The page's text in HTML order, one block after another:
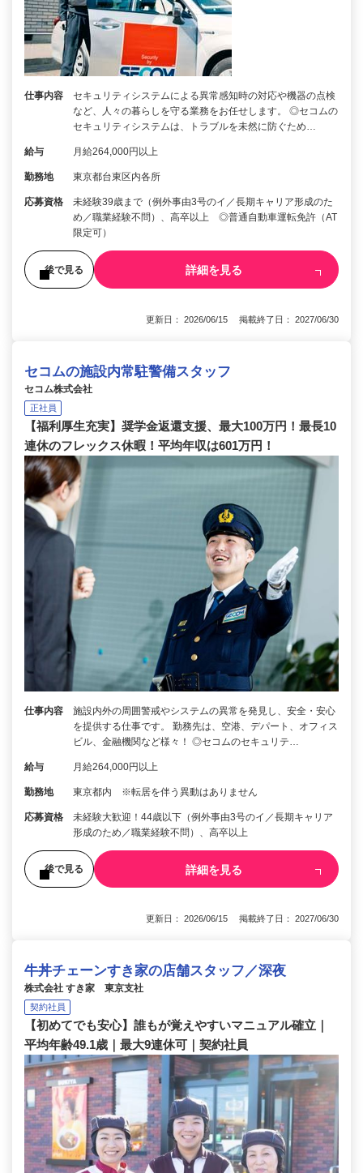
仕事内容
セキュリティシステムによる異常感知時の対応や機器の点検
など、人々の暮らしを守る業務をお任せします。 ◎セコムの
セキュリティシステムは、トラブルを未然に防ぐため…
給与 月給264,000円以上
勤務地 東京都台東区内各所
応募資格
未経験39歳まで（例外事由3号のイ／長期キャリア形成のた
め／職業経験不問）、高卒以上 ◎普通自動車運転免許（AT
限定可）
後で見る 詳細を見る
更新日： 2026/06/15 掲載終了日： 2027/06/30
セコムの施設内常駐警備スタッフ
セコム株式会社
正社員
【福利厚生充実】奨学金返還支援、最大100万円！最長10
連休のフレックス休暇！平均年収は601万円！
仕事内容
施設内外の周囲警戒やシステムの異常を発見し、安全・安心
を提供する仕事です。 勤務先は、空港、デパート、オフィス
ビル、金融機関など様々！ ◎セコムのセキュリテ…
給与 月給264,000円以上
勤務地 東京都内 ※転居を伴う異動はありません
応募資格
未経験大歓迎！44歳以下（例外事由3号のイ／長期キャリア
形成のため／職業経験不問）、高卒以上
後で見る 詳細を見る
更新日： 2026/06/15 掲載終了日： 2027/06/30
牛丼チェーンすき家の店舗スタッフ／深夜
株式会社 すき家 東京支社
契約社員
【初めてでも安心】誰もが覚えやすいマニュアル確立｜
平均年齢49.1歳｜最大9連休可｜契約社員